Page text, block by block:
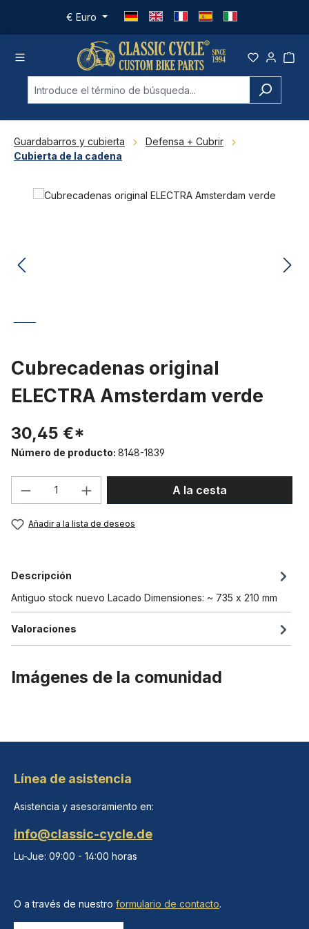
Saltar al contenido principal
€ Euro
Guardabarros y cubierta
Defensa + Cubrir
Cubierta de la cadena
Omitir galería de imágenes
Cubrecadenas original
ELECTRA Amsterdam verde
30,45 €*
Número de producto: 8148-1839
Cantidad del producto: introduce la
A la cesta
Añadir a la lista de deseos
Descripción
Antiguo stock nuevo Lacado Dimensiones: ~ 735 x 210 mm
Valoraciones
Imágenes de la comunidad
Línea de asistencia
Asistencia y asesoramiento en:
info@classic-cycle.de
Lu-Jue: 09:00 - 14:00 horas
O a través de nuestro formulario de contacto.